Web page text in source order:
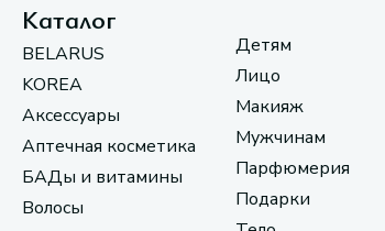
Каталог
BELARUS
KOREA
Аксессуары
Аптечная косметика
БАДы и витамины
Волосы
Детям
Лицо
Макияж
Мужчинам
Парфюмерия
Подарки